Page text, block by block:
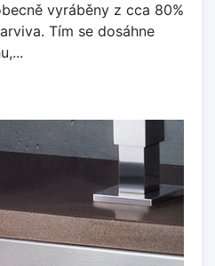
vyráběny z cca 80%
Tím se dosáhne